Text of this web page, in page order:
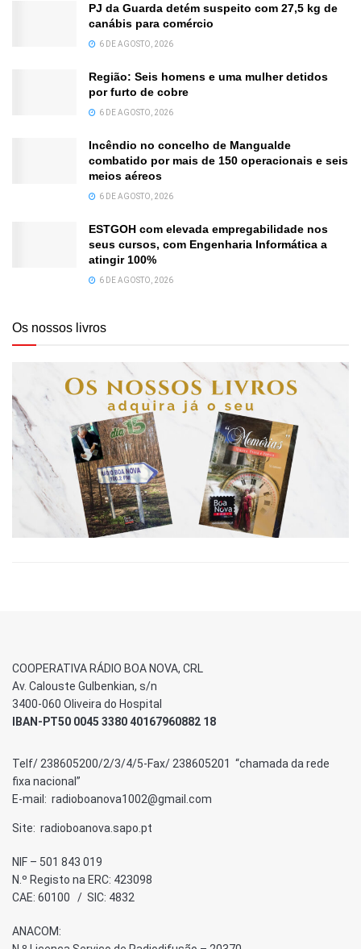
PJ da Guarda detém suspeito com 27,5 kg de
canábis para comércio
6 DE AGOSTO, 2026
Região: Seis homens e uma mulher detidos
por furto de cobre
6 DE AGOSTO, 2026
Incêndio no concelho de Mangualde
combatido por mais de 150 operacionais e seis
meios aéreos
6 DE AGOSTO, 2026
ESTGOH com elevada empregabilidade nos
seus cursos, com Engenharia Informática a
atingir 100%
6 DE AGOSTO, 2026
Os nossos livros
COOPERATIVA RÁDIO BOA NOVA, CRL
Av. Calouste Gulbenkian, s/n
3400-060 Oliveira do Hospital
IBAN-PT50 0045 3380 40167960882 18
Telf/ 238605200/2/3/4/5-Fax/ 238605201 “chamada da rede
fixa nacional”
E-mail: radioboanova1002@gmail.com
Site: radioboanova.sapo.pt
NIF – 501 843 019
N.º Registo na ERC: 423098
CAE: 60100 / SIC: 4832
ANACOM: